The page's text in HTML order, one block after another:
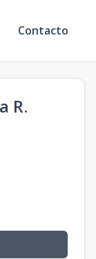
Contacto
R.